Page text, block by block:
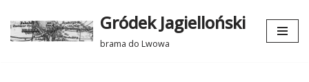
Przejdź
Gródek Jagielloński
brama do Lwowa